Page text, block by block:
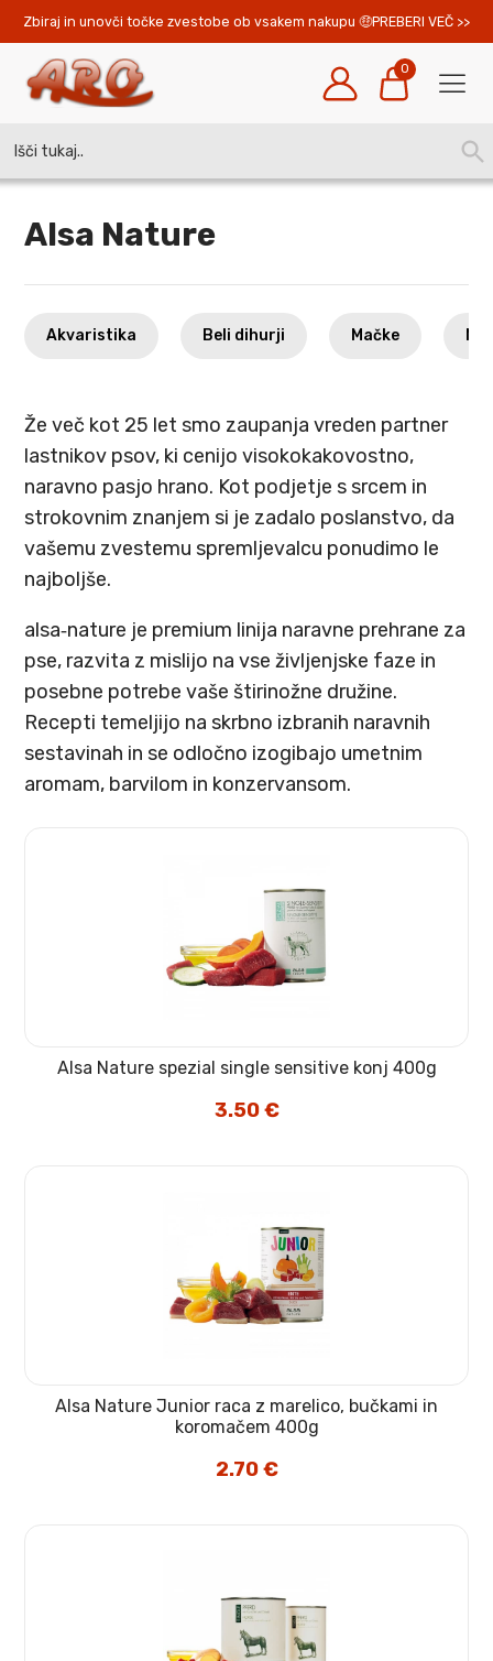
Zbiraj in unovči točke zvestobe ob vsakem nakupu PREBERI VEČ >>
0
for:
Alsa Nature
Akvaristika Beli dihurji Mačke
Že več kot 25 let smo zaupanja vreden partner
lastnikov psov, ki cenijo visokokakovostno,
naravno pasjo hrano. Kot podjetje s srcem in
strokovnim znanjem si je zadalo poslanstvo, da
vašemu zvestemu spremljevalcu ponudimo le
najboljše.
alsa‑nature je premium linija naravne prehrane za
pse, razvita z mislijo na vse življenjske faze in
posebne potrebe vaše štirinožne družine.
Recepti temeljijo na skrbno izbranih naravnih
sestavinah in se odločno izogibajo umetnim
aromam, barvilom in konzervansom.
Alsa Nature spezial single sensitive konj 400g
3.50€
Alsa Nature Junior raca z marelico, bučkami in
koromačem 400g
2.70€